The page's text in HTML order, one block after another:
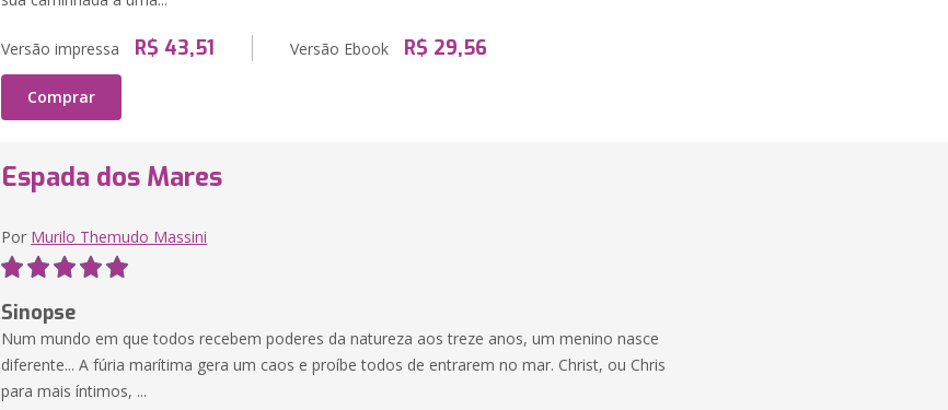
Versão impressa R$ 43,51 Versão Ebook R$ 29,56
Comprar
Espada dos Mares
Por Murilo Themudo Massini
Sinopse
Num mundo em que todos recebem poderes da natureza aos treze anos, um menino nasce
diferente... A fúria marítima gera um caos e proíbe todos de entrarem no mar. Christ, ou Chris
para mais íntimos, ...